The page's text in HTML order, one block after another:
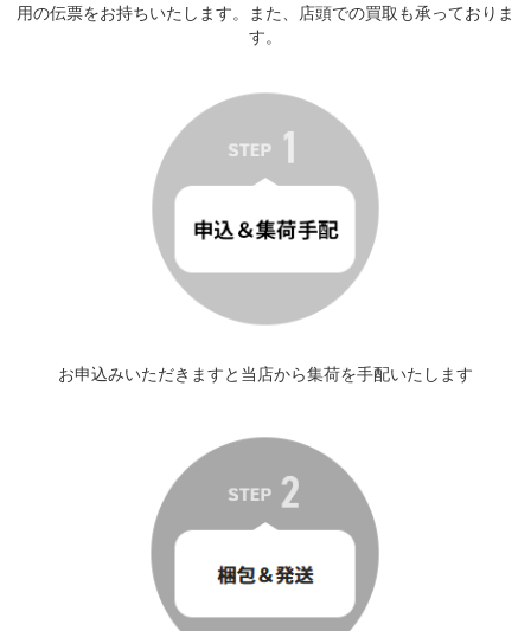
用の伝票をお持ちいたします。また、店頭での買取も承っておりま
す。
お申込みいただきますと当店から集荷を手配いたします